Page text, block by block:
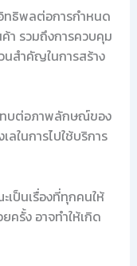
ทธิพลต่อการกำหนด
า รวมถึงการควบคุม
สำคัญในการสร้าง
ทบต่อภาพลักษณ์ของ
ลในการไปใช้บริการ
ป็นเรื่องที่ทุกคนให้
รั้ง อาจทำให้เกิด